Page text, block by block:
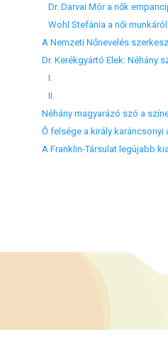
Dr. Darvai Mór a nők
Wohl Stefánia a női
A Nemzeti Nőnevelés
Dr. Kerékgyártó Elek: Néhány
I.
II.
Néhány magyarázó szó a
Ő felsége a király
A Franklin-Társulat legújabb